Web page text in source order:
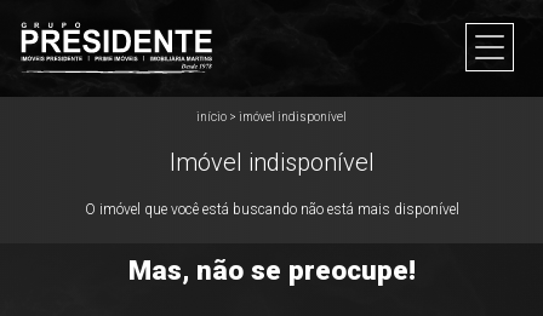
início > imóvel indisponível
Imóvel indisponível
O imóvel que você está buscando não está mais disponível
Mas, não se preocupe!